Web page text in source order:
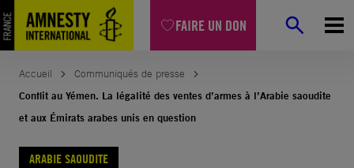
FAIRE UN DON
Aller
au
contenu
Accueil
Communiqués de presse
Conflit au Yémen. La légalité des ventes d’armes à l’Arabie saoudite
et aux Émirats arabes unis en question
ARABIE SAOUDITE